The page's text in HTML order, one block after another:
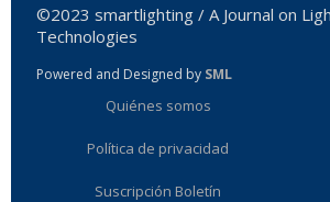
©2023 smartlighting / A Journal on
Technologies
Powered and Designed by SML
Quiénes somos
Política de privacidad
Suscripción Boletín